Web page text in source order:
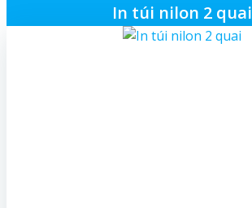
In túi nilon 2 quai